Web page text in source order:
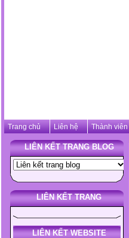
Trang chủ Liên hệ Thành viên
LIÊN KẾT TRANG BLOG
LIÊN KẾT TRANG
LIÊN KẾT WEBSITE